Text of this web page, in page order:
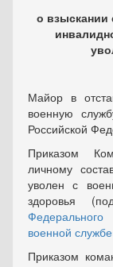
о взыскании
Майор в
военную
Российской
Приказом
личному
уволен с
здоровья
военной
Приказом